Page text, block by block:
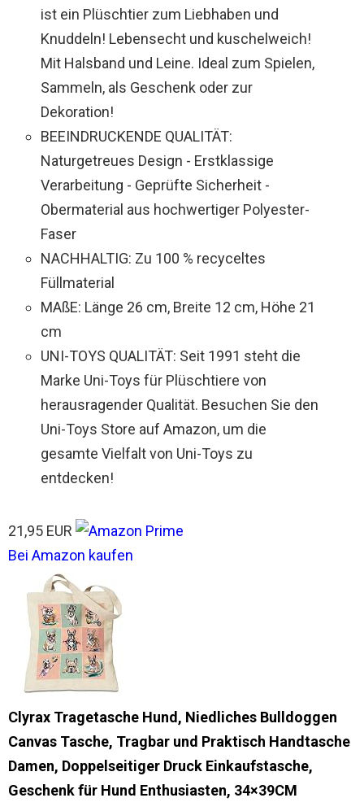
ist ein Plüschtier zum Liebhaben und
Knuddeln! Lebensecht und kuschelweich!
Mit Halsband und Leine. Ideal zum Spielen,
Sammeln, als Geschenk oder zur
Dekoration!
BEEINDRUCKENDE QUALITÄT:
Naturgetreues Design - Erstklassige
Verarbeitung - Geprüfte Sicherheit -
Obermaterial aus hochwertiger Polyester-
Faser
NACHHALTIG: Zu 100 % recyceltes
Füllmaterial
MAßE: Länge 26 cm, Breite 12 cm, Höhe 21
cm
UNI-TOYS QUALITÄT: Seit 1991 steht die
Marke Uni-Toys für Plüschtiere von
herausragender Qualität. Besuchen Sie den
Uni-Toys Store auf Amazon, um die
gesamte Vielfalt von Uni-Toys zu
entdecken!
21,95 EUR
Bei Amazon kaufen
Clyrax Tragetasche Hund, Niedliches Bulldoggen
Canvas Tasche, Tragbar und Praktisch Handtasche
Damen, Doppelseitiger Druck Einkaufstasche,
Geschenk für Hund Enthusiasten, 34×39CM